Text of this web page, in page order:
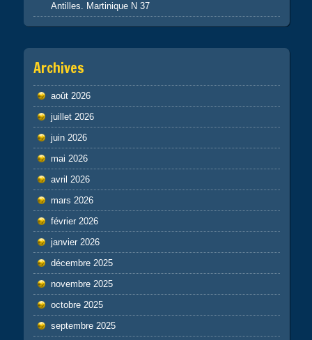
Antilles. Martinique N 37
Archives
août 2026
juillet 2026
juin 2026
mai 2026
avril 2026
mars 2026
février 2026
janvier 2026
décembre 2025
novembre 2025
octobre 2025
septembre 2025